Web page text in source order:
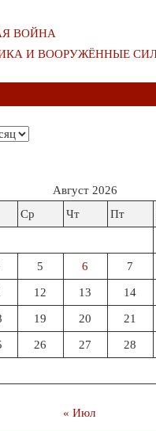
ВОЙНА
И ВООРУЖЁННЫЕ
Август 2026
Ср Чт Пт
5 6 7
12 13 14
19 20 21
26 27 28
« Июл